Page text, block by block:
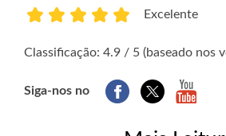
Excelente
Classificação: 4.9 / 5 (baseado nos
Siga-nos no